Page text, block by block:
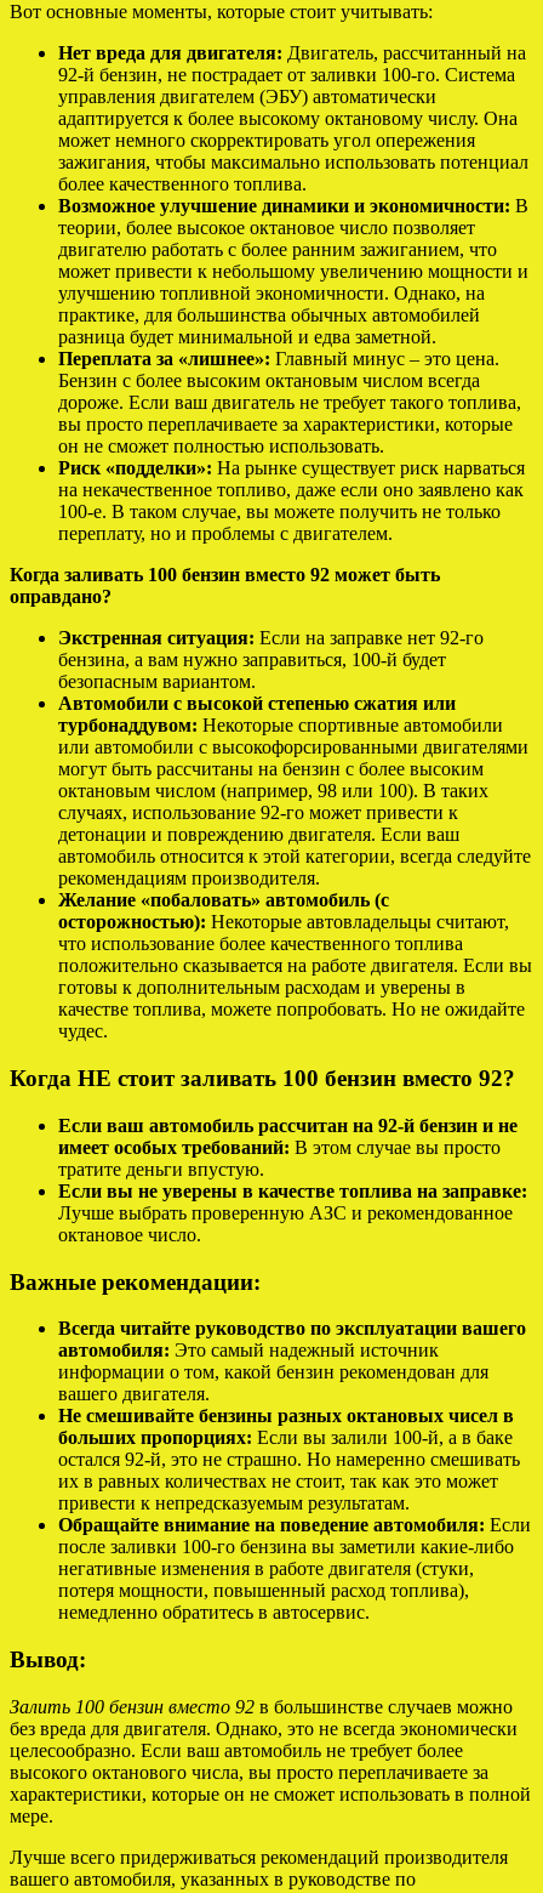
Вот основные моменты, которые стоит учитывать:
Нет вреда для двигателя: Двигатель, рассчитанный на
92-й бензин, не пострадает от заливки 100-го. Система
управления двигателем (ЭБУ) автоматически
адаптируется к более высокому октановому числу. Она
может немного скорректировать угол опережения
зажигания, чтобы максимально использовать потенциал
более качественного топлива.
Возможное улучшение динамики и экономичности: В
теории, более высокое октановое число позволяет
двигателю работать с более ранним зажиганием, что
может привести к небольшому увеличению мощности и
улучшению топливной экономичности. Однако, на
практике, для большинства обычных автомобилей
разница будет минимальной и едва заметной.
Переплата за «лишнее»: Главный минус – это цена.
Бензин с более высоким октановым числом всегда
дороже. Если ваш двигатель не требует такого топлива,
вы просто переплачиваете за характеристики, которые
он не сможет полностью использовать.
Риск «подделки»: На рынке существует риск нарваться
на некачественное топливо, даже если оно заявлено как
100-е. В таком случае, вы можете получить не только
переплату, но и проблемы с двигателем.
Когда заливать 100 бензин вместо 92 может быть
оправдано?
Экстренная ситуация: Если на заправке нет 92-го
бензина, а вам нужно заправиться, 100-й будет
безопасным вариантом.
Автомобили с высокой степенью сжатия или
турбонаддувом: Некоторые спортивные автомобили
или автомобили с высокофорсированными двигателями
могут быть рассчитаны на бензин с более высоким
октановым числом (например, 98 или 100). В таких
случаях, использование 92-го может привести к
детонации и повреждению двигателя. Если ваш
автомобиль относится к этой категории, всегда следуйте
рекомендациям производителя.
Желание «побаловать» автомобиль (с
осторожностью): Некоторые автовладельцы считают,
что использование более качественного топлива
положительно сказывается на работе двигателя. Если вы
готовы к дополнительным расходам и уверены в
качестве топлива, можете попробовать. Но не ожидайте
чудес.
Когда НЕ стоит заливать 100 бензин вместо 92?
Если ваш автомобиль рассчитан на 92-й бензин и не
имеет особых требований: В этом случае вы просто
тратите деньги впустую.
Если вы не уверены в качестве топлива на заправке:
Лучше выбрать проверенную АЗС и рекомендованное
октановое число.
Важные рекомендации:
Всегда читайте руководство по эксплуатации вашего
автомобиля: Это самый надежный источник
информации о том, какой бензин рекомендован для
вашего двигателя.
Не смешивайте бензины разных октановых чисел в
больших пропорциях: Если вы залили 100-й, а в баке
остался 92-й, это не страшно. Но намеренно смешивать
их в равных количествах не стоит, так как это может
привести к непредсказуемым результатам.
Обращайте внимание на поведение автомобиля: Если
после заливки 100-го бензина вы заметили какие-либо
негативные изменения в работе двигателя (стуки,
потеря мощности, повышенный расход топлива),
немедленно обратитесь в автосервис.
Вывод:
Залить 100 бензин вместо 92 в большинстве случаев можно
без вреда для двигателя. Однако, это не всегда экономически
целесообразно. Если ваш автомобиль не требует более
высокого октанового числа, вы просто переплачиваете за
характеристики, которые он не сможет использовать в полной
мере.
Лучше всего придерживаться рекомендаций производителя
вашего автомобиля, указанных в руководстве по